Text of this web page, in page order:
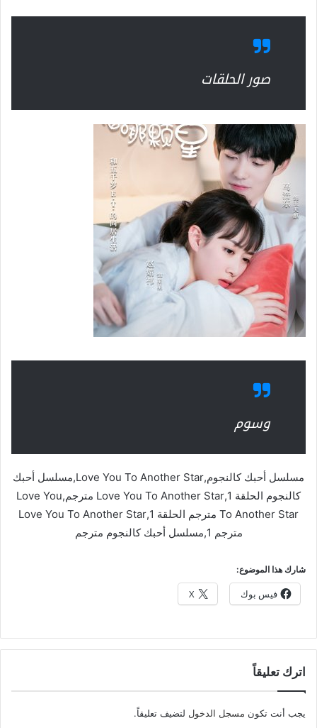
صور الحلقات
وسوم
مسلسل أحبك كالنجوم,Love You To Another Star,مسلسل أحبك
كالنجوم الحلقة 1,Love You To Another Star مترجم,Love You
To Another Star مترجم الحلقة 1,Love You To Another Star
مترجم 1,مسلسل أحبك كالنجوم مترجم
شارك هذا الموضوع:
فيس بوك X
اترك تعليقاً
يجب أنت تكون مسجل الدخول لتضيف تعليقاً.